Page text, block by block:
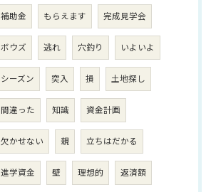
補助金 もらえます 完成見学会
ボウズ 逃れ 穴釣り いよいよ
シーズン 突入 損 土地探し
間違った 知識 資金計画
欠かせない 親 立ちはだかる
進学資金 壁 理想的 返済額